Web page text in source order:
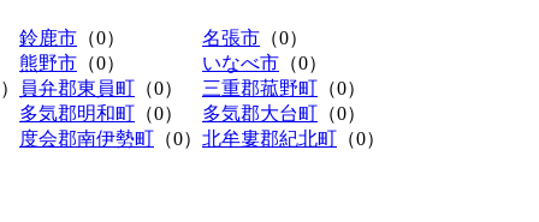
鈴鹿市 （0） 名張市 （0）
熊野市 （0） いなべ市 （0）
員弁郡東員町 （0） 三重郡菰野町 （0）
多気郡明和町 （0） 多気郡大台町 （0）
度会郡南伊勢町 （0） 北牟婁郡紀北町 （0）